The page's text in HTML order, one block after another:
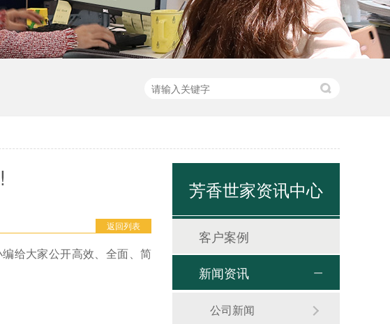
返回列表
编给大家公开高效、全面、简
芳香世家资讯中心
客户案例
新闻资讯
公司新闻